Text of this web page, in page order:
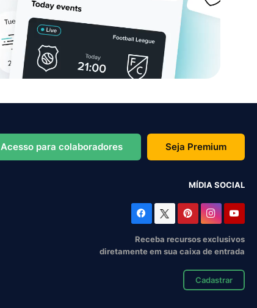
Acesso para colaboradores Seja Premium
MÍDIA SOCIAL
Receba recursos exclusivos
diretamente em sua caixa de entrada
Cadastrar